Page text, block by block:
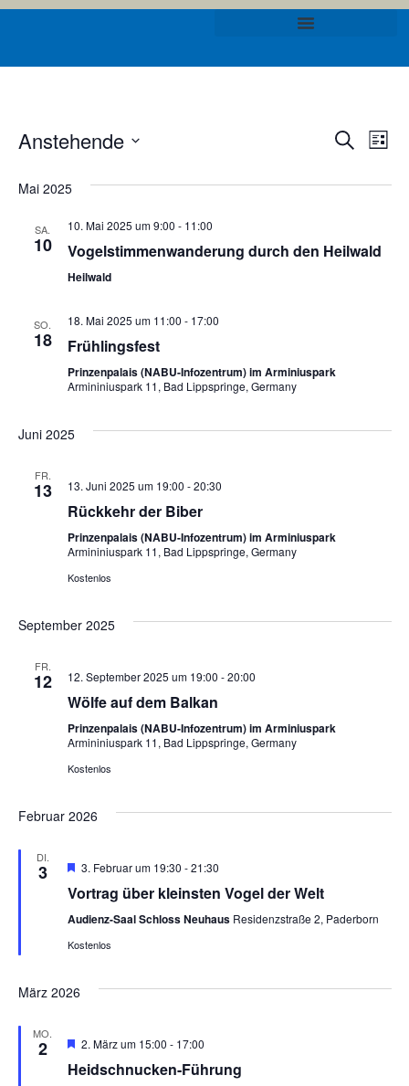
Suche
Liste
Anstehende
Mai 2025
SA.
10
10. Mai 2025 um 9:00 - 11:00
Vogelstimmenwanderung durch den Heilwald
Heilwald
SO.
18
18. Mai 2025 um 11:00 - 17:00
Frühlingsfest
Prinzenpalais (NABU-Infozentrum) im Arminiuspark
Armininiuspark 11, Bad Lippspringe, Germany
Juni 2025
FR.
13 13. Juni 2025 um 19:00 -20:30
Rückkehr der Biber
Prinzenpalais (NABU-Infozentrum) im Arminiuspark
Armininiuspark 11, Bad Lippspringe, Germany
Kostenlos
September 2025
FR.
12 12. September 2025 um 19:00 -20:00
Wölfe auf dem Balkan
Prinzenpalais (NABU-Infozentrum) im Arminiuspark
Armininiuspark 11, Bad Lippspringe, Germany
Kostenlos
Februar 2026
DI.
3 Hervorgehoben
3. Februar um 19:30 -21:30
Vortrag über kleinsten Vogel der Welt
Audienz-Saal Schloss Neuhaus Residenzstraße 2, Paderborn
Kostenlos
März 2026
MO.
2 Hervorgehoben
2. März um 15:00 - 17:00
Heidschnucken-Führung